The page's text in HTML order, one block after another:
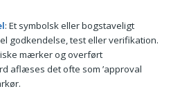
: Et symbolsk eller bogstaveligt
godkendelse, test eller verifikation.
mærker og overført
aflæses det ofte som ’approval